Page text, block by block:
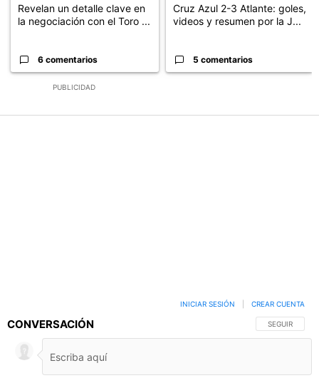
PUBLICIDAD
Revelan un detalle clave en
la negociación con el Toro ...
6 comentarios
Cruz Azul 2-3 Atlante: goles,
videos y resumen por la J...
5 comentarios
CONVERSACIÓN SIGA ESTA
SEGUIR
INICIAR SESIÓN CREAR CUENTA